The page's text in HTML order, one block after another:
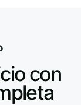
con